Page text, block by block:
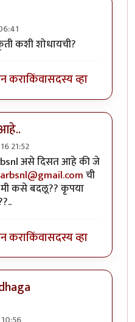
कशी शोधायची?
कराकिंवासदस्य व्हा
21:52
असे दिसत आहे की जे
ची
मी कसे बदलू?? कृपया
कराकिंवासदस्य व्हा